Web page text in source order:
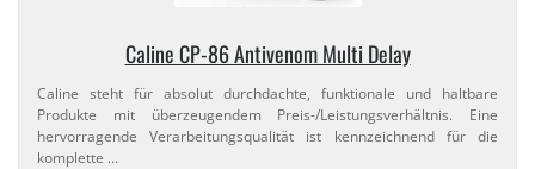
Caline CP-​86 Antivenom Multi Delay
Caline steht für absolut durchdachte, funktionale und haltbare
Produkte mit überzeugendem Preis-​/Leistungsverhältnis. Eine
hervorragende Verarbeitungsqualität ist kennzeichnend für die
komplette …